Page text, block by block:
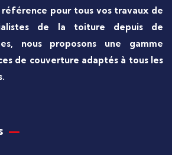
référence pour tous vos travaux de
de la toiture depuis de
nous proposons une gamme
de couverture adaptés à tous les